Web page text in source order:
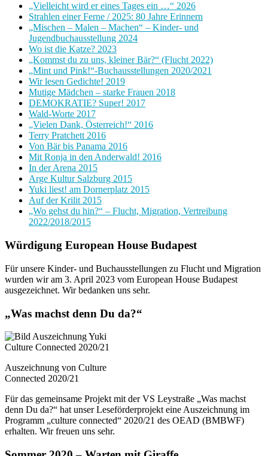
„Vielleicht wird er eines Tages ein …“ 2026
Strahlen einer Ferne / 2025: 80 Jahre Erinnern
„Mischen – Malen – Machen“ – Kinder- und
Jugendbuchausstellung 2024
Wo ist die Katze? 2023
„Kommst du zu uns, kleiner Bär?“ (Flucht 2022)
„Mint und Pink!“-Buchausstellungen 2020/2021
Wir lesen Gedichte! 2019
Mutige Mädchen – starke Frauen 2018
DEMOKRATIE? Super! 2017
Wald-Worte 2017
„Vielen Dank, Österreich!“ 2016
Terry Pratchett 2016
Von Bär bis Panama 2016
Mit Ronja in den Anderwald! 2016
In der Arena 2015
Arge Kultur Salzburg 2015
Yuki liest! am Dornerplatz 2015
Auf der Krilit 2015
„Wo gehst du hin?“ – Flucht, Migration, Vertreibung
2022/2018/2015
Würdigung European House Budapest
Für unsere Kinder- und Buchausstellungen zu Flucht und Migration
wurden wir am 3. April 2023 vom European House Budapest
ausgezeichnet. Wir bedanken uns sehr.
„Was machst denn Du da?“
Auszeichnung von Culture
Connected 2020/21
Für das gemeinsame Projekt mit der VS Leystraße „Was machst
denn Du da?“ hat unser Leseförderprojekt eine Auszeichnung im
Programm „culture connected“ 2020/21 des OEAD (BMBWF)
erhalten. Wir freuen uns sehr.